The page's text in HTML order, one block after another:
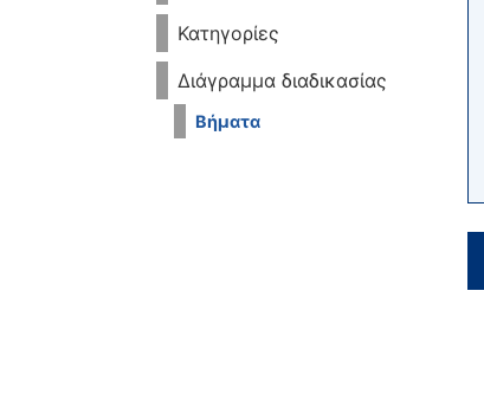
Κατηγορίες
Διάγραμμα διαδικασίας
Βήματα